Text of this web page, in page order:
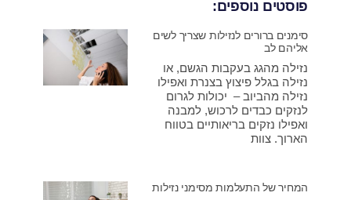
פוסטים נוספים:
סימנים ברורים לנזילות שצריך לשים
אליהם לב
נזילה מהגג בעקבות הגשם, או
נזילה בגלל פיצוץ בצנרת ואפילו
נזילה מהביוב – יכולות לגרום
לנזקים כבדים לרכוש, למבנה
ואפילו נזקים בריאותיים בטווח
הארוך. צוות
המחיר של התעלמות מסימני נזילות